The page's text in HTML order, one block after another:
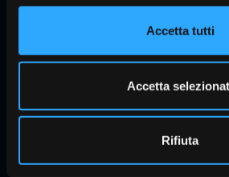
Accetta tutti
Accetta
Rifiuta
relleno de defectos óseos